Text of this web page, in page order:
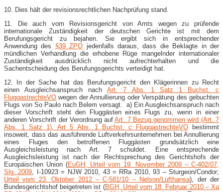
10. Dies hält der revisionsrechtlichen Nachprüfung stand.
11. Die auch vom Revisionsgericht von Amts wegen zu prüfende
internationale Zuständigkeit der deutschen Gerichte ist mit dem
Berufungsgericht zu bejahen. Sie ergibt sich in entsprechender
Anwendung des §39 ZPO jedenfalls daraus, dass die Beklagte in der
mündlichen Verhandlung die erhobene Rüge mangelnder internationaler
Zuständigkeit ausdrücklich nicht aufrechterhalten und die
Sachentscheidung des Berufungsgerichts verteidigt hat.
12. In der Sache hat das Berufungsgericht den Klägerinnen zu Recht
einen Ausgleichsanspruch nachArt. 7 Abs. 1 Satz 1 Buchst. c
FluggastrechteVO wegen der Annullierung oder Verspätung des gebuchten
Flugs von So Paulo nach Belem versagt. a) Ein Ausgleichsanspruch nach
dieser Vorschrift steht den Fluggästen eines Flugs zu, wenn in einer
anderen Vorschrift der Verordnung aufArt. 7 Bezug genommen wird (Art. 7
Abs. 1 Satz 1). Art 5 Abs. 1 Buchst. c FluggastrechteVObestimmt
insoweit, dass das ausführende Luftverkehrsunternehmen bei Annullierung
eines Fluges den betroffenen Fluggästen grundsätzlich eine
Ausgleichsleistung nach Art. 7 schuldet. Eine entsprechende
Ausgleichsleistung ist nach der Rechtsprechung des Gerichtshofs der
Europäischen Union (EuGH, Urteil vom 19. November 2009 – C-402/07
Slg. 2009 , I-10923 = NJW 2010, 43 = RRa 2010, 93 – Sturgeon/Condor;
Urteil vom 23. Oktober 2012 – C-581/10 – Nelson/Lufthansa), der der
Bundesgerichtshof beigetreten ist (BGH, Urteil vom 18. Februar 2010 – Xa